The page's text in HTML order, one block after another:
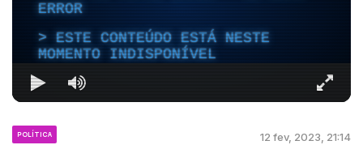
ERROR
ESTE CONTEÚDO ESTÁ NESTE
MOMENTO INDISPONÍVEL
POLÍTICA 12 fev, 2023, 21:14